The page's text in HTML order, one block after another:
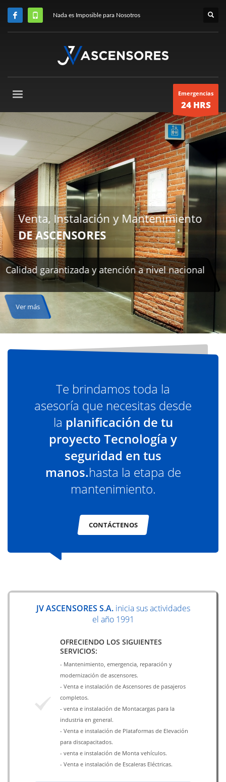
Nada es Imposible para Nosotros
Emergencias
24 HRS
Te brindamos toda la
asesoría que necesitas desde
la planificación de tu
proyecto Tecnología y
seguridad en tus
manos.hasta la etapa de
mantenimiento.
CONTÁCTENOS
JV ASCENSORES S.A. inicia sus actividades
el año 1991
OFRECIENDO LOS SIGUIENTES
SERVICIOS:
- Mantenimiento, emergencia, reparación y
modernización de ascensores.
- Venta e instalación de Ascensores de pasajeros
completos.
- venta e instalación de Montacargas para la
industria en general.
- Venta e instalación de Plataformas de Elevación
para discapacitados.
- venta e instalación de Monta vehículos.
- Venta e instalación de Escaleras Eléctricas.